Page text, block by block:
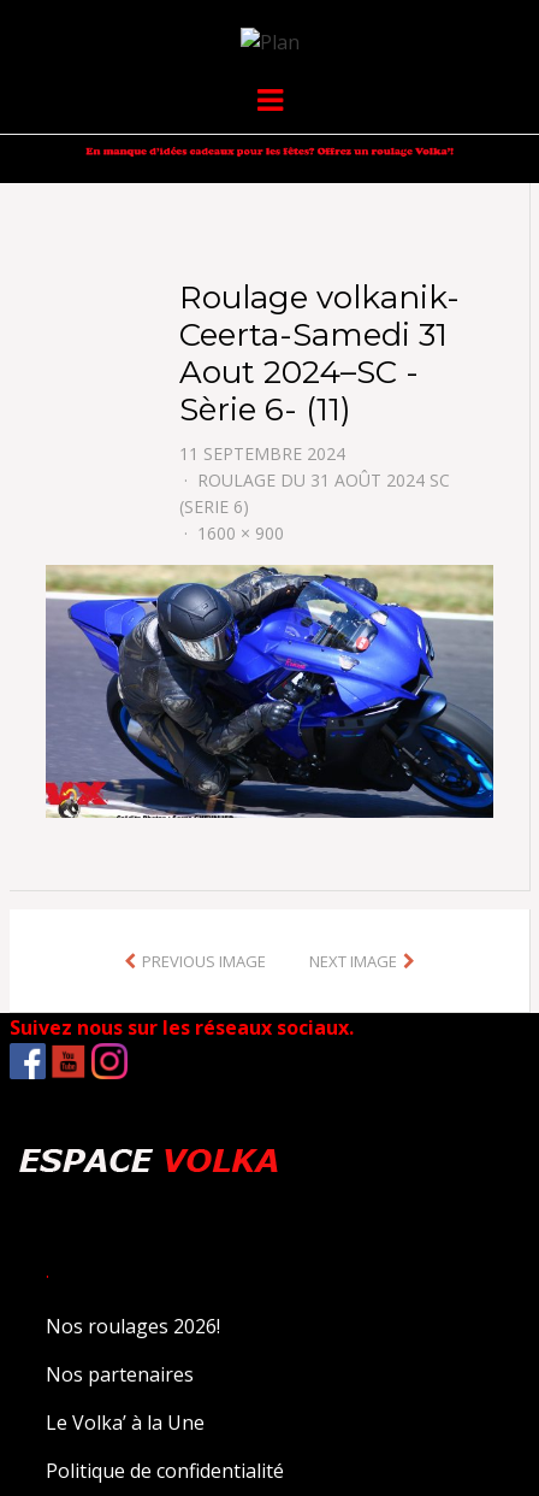
VOLKANIK-
ENDURANCE
Menu
Roulage volkanik-
Ceerta-Samedi 31
Aout 2024–SC -
Sèrie 6- (11)
11 SEPTEMBRE 2024
ROULAGE DU 31 AOÛT 2024 SC
(SERIE 6)
1600 × 900
PREVIOUS IMAGE NEXT IMAGE
Suivez nous sur les réseaux sociaux.
.
Nos roulages 2026!
Nos partenaires
Le Volka’ à la Une
Politique de confidentialité